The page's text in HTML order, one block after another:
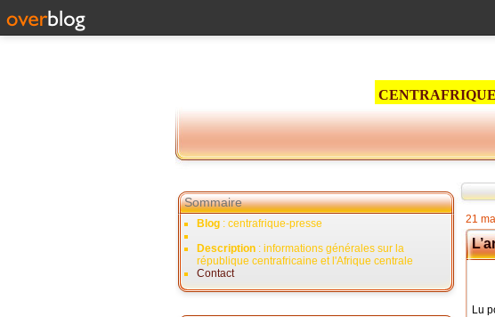
Sommaire
Blog : centrafrique-presse
Description : informations générales sur la
république centrafricaine et l'Afrique centrale
Contact
21
Lu